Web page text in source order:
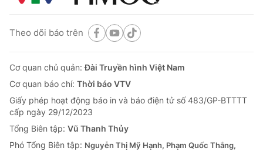
Theo dõi báo trên
Cơ quan chủ quản:Đài Truyền hình Việt Nam
Cơ quan báo chí: Thời báo VTV
Giấy phép hoạt động báo in và báo điện tử số 483/GP-BTTTT
cấp ngày 29/12/2023
Tổng Biên tập: Vũ Thanh Thủy
Phó Tổng Biên tập: Nguyễn Thị Mỹ Hạnh, Phạm Quốc Thắng,